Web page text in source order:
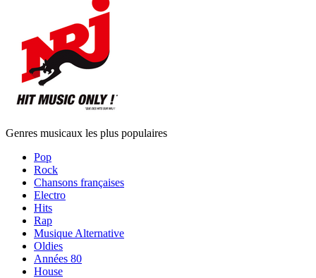
Genres musicaux les plus populaires
Pop
Rock
Chansons françaises
Electro
Hits
Rap
Musique Alternative
Oldies
Années 80
House